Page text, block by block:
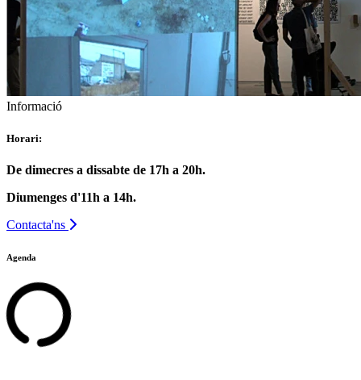
Informació
Horari:
De dimecres a dissabte de 17h a 20h.
Diumenges d'11h a 14h.
Contacta'ns
Agenda